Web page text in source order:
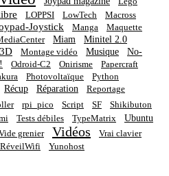
LOPPSI LowTech Macross
Joystick Manga Maquette
Miam Minitel 2.0
Montage vidéo Musique
No-
Odroid-C2 Onirisme
Papercraft
Photovoltaïque Python
Récup Réparation Reportage
rpi_pico Script SF
Shikibuton
Tests débiles TypeMatrix Ubuntu
grenier Vidéos
Vrai clavier
Yunohost